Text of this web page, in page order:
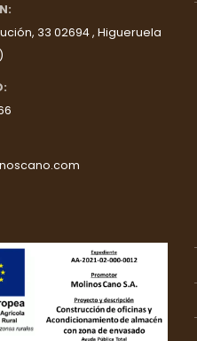
33 02694 , Higueruela